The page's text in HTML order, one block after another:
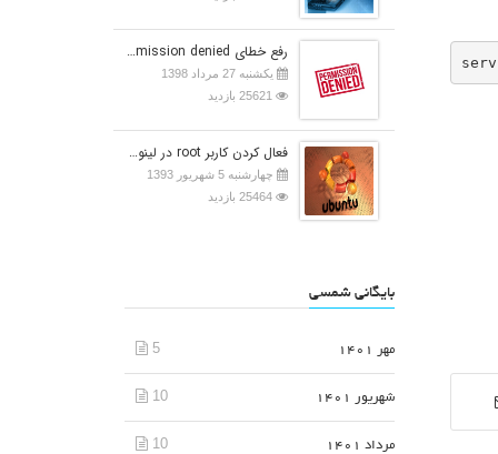
رفع خطای Permission denied در اوبونتو
یکشنبه 27 مرداد 1398
فعال کردن کاربر root در لینوکس اوبونتو
چهارشنبه 5 شهریور 1393
25464 بازدید
بایگانی شمسی
مهر 1401 5
شهریور 1401 10
مرداد 1401 10